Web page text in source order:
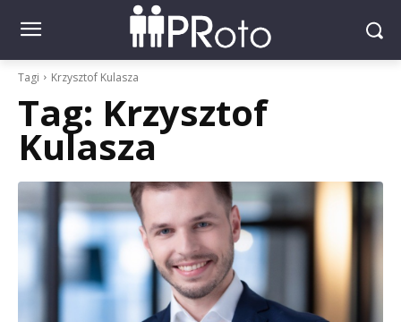
Tagi Krzysztof Kulasza
Tag: Krzysztof
Kulasza